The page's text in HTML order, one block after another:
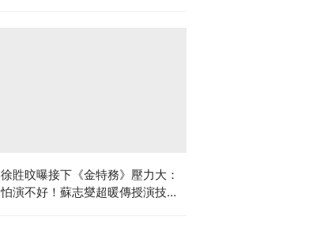
徐貹旼曝接下《金特務》壓力大：
怕演不好！蘇志燮超暖傳授演技，